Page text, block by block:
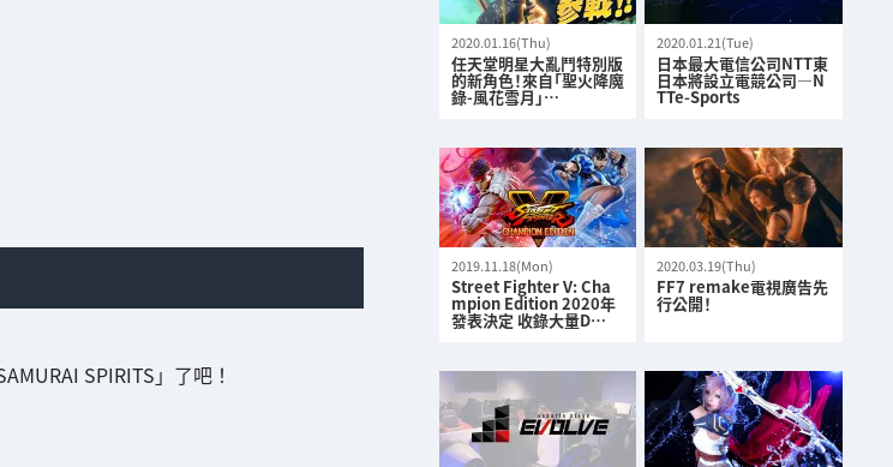
SPIRITS」了吧！
2020.01.16(Thu)
任天堂明星大亂鬥特別版
的新角色！來自「聖火降魔
錄-風花雪月」…
2020.01.21(Tue)
日本最大電信公司NTT東
日本將設立電競公司—N
TTe-Sports
2019.11.18(Mon)
Street Fighter V: Cha
mpion Edition 2020年
發表決定 收錄大量D…
2020.03.19(Thu)
FF7 remake電視廣告先
行公開！